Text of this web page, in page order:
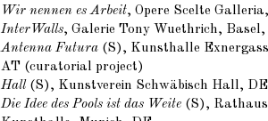
Wir nennen es Arbeit, Opere Scelte
InterWalls, Galerie Tony Wuethrich, Basel,
Antenna Futura (S), Kunsthalle
AT (curatorial project)
Hall (S), Kunstverein Schwäbisch Hall, DE
Die Idee des Pools ist das Weite (S),